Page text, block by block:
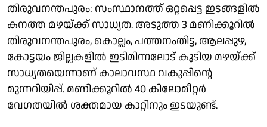
തിരുവനന്തപുരം: സംസ്ഥാനത്ത് ഒറ്റപ്പെട്ട ഇടങ്ങളിൽ
കനത്ത മഴയ്ക്ക് സാധ്യത. അടുത്ത 3 മണിക്കൂറിൽ
തിരുവനന്തപുരം, കൊല്ലം, പത്തനംതിട്ട, ആലപ്പുഴ,
കോട്ടയം ജില്ലകളിൽ ഇടിമിന്നലോട് കൂടിയ മഴയ്ക്ക്
സാധ്യതയെന്നാണ് കാലാവസ്ഥ വകുപ്പിൻ്റെ
മുന്നറിയിപ്പ്. മണിക്കൂറിൽ 40 കിലോമീറ്റർ
വേഗതയിൽ ശക്തമായ കാറ്റിനും ഇടയുണ്ട്.